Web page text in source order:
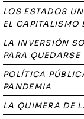
LOS ESTADOS
EL CAPITALISMO
LA INVERSIÓN
PARA QUEDARSE
POLÍTICA
PANDEMIA
LA QUIMERA DE